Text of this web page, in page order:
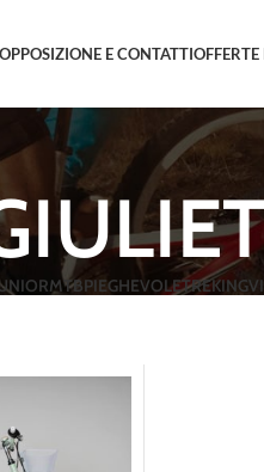
POSIZIONE E CONTATTI
MTBPIEGHEVOLETREKING